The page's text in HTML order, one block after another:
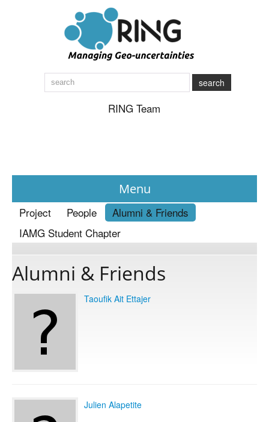
search
RING Team
Menu
News
About
Software
Consortium
Project People
Alumni & Friends
IAMG Student Chapter
Alumni & Friends
Taoufik Ait Ettajer
Julien Alapetite